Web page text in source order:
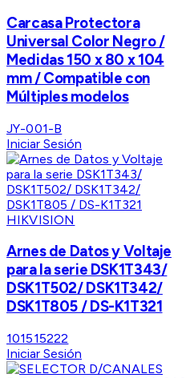
Carcasa Protectora
Universal Color Negro /
Medidas 150 x 80 x 104
mm / Compatible con
Múltiples modelos
JY-001-B
Iniciar Sesión
HIKVISION
Arnes de Datos y Voltaje
para la serie DSK1T343/
DSK1T502/ DSK1T342/
DSK1T805 / DS-K1T321
101515222
Iniciar Sesión